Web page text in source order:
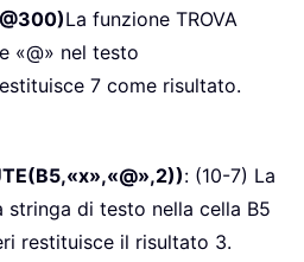
La funzione TROVA
«@» nel testo
7 come risultato.
: (10-7) La
stringa di testo nella cella B5
restituisce il risultato 3.